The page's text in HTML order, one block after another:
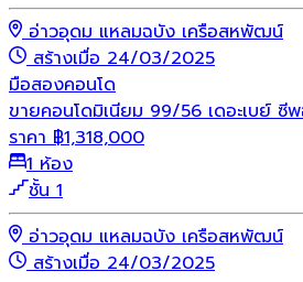
อ่าวอุดม แหลมฉบัง เครือสหพัฒน์
สร้างเมื่อ 24/03/2025
มือสองคอนโด
ขายคอนโดมิเนียม 99/56 เดอะเบย์ ซี
ราคา ฿1,318,000
1 ห้อง
ชั้น 1
อ่าวอุดม แหลมฉบัง เครือสหพัฒน์
สร้างเมื่อ 24/03/2025